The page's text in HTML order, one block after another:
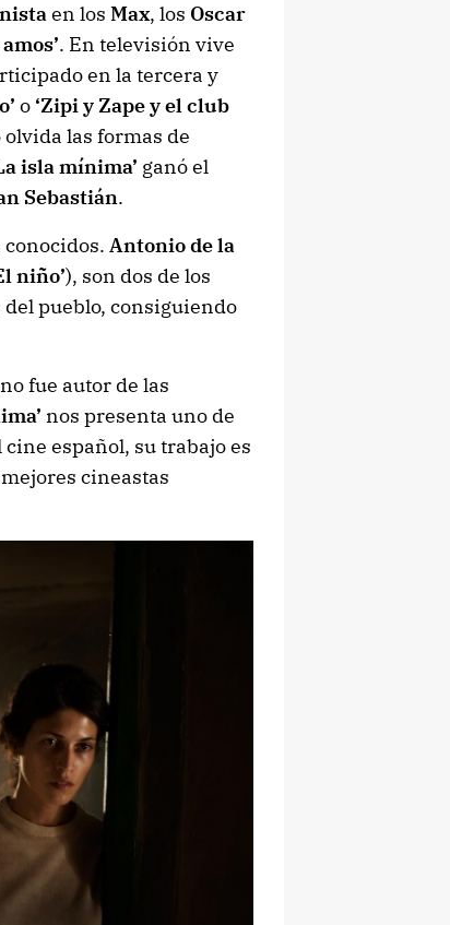
en los Max, los Oscar
. En televisión vive
en la tercera y
o ‘Zipi y Zape y el club
las formas de
isla mínima’ ganó el
Sebastián.
Antonio de la
niño’), son dos de los
del pueblo, consiguiendo
fue autor de las
nos presenta uno de
español, su trabajo es
cineastas